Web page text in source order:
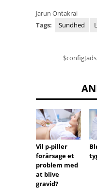
Jarun Ontakrai
Tags:
Sundhed
Vil p-piller
forårsage et
problem med
at blive
gravid?